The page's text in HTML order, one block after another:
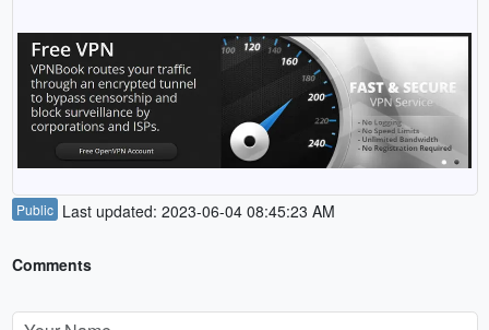
Public Last updated: 2023-06-04 08:45:23 AM
Comments